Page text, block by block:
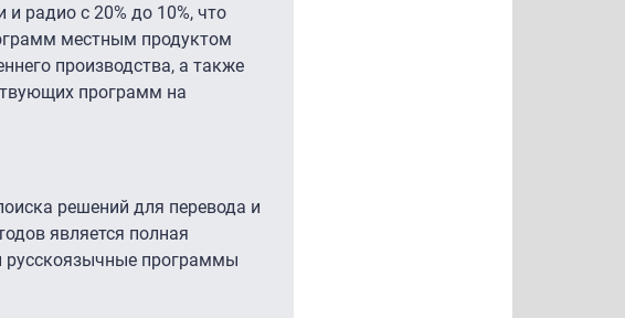
и радио с 20% до 10%, что
местным продуктом
производства, а также
программ на
решений для перевода и
является полная
русскоязычные программы